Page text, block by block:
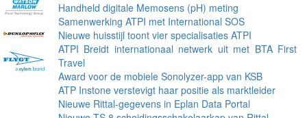
Handheld digitale Memosens (pH) meting
Samenwerking ATPI met International SOS
Nieuwe huisstijl toont vier specialisaties ATPI
ATPI Breidt internationaal netwerk uit met BTA First
Travel
Award voor de mobiele Sonolyzer-app van KSB
ATP Instone verstevigt haar positie als marktleider
Nieuwe Rittal-gegevens in Eplan Data Portal